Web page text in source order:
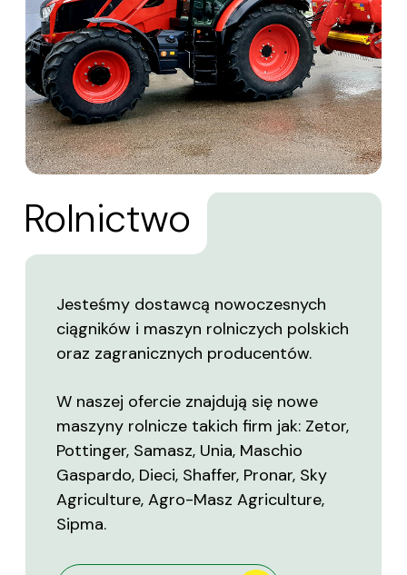
Rolnictwo
Jesteśmy dostawcą nowoczesnych
ciągników i maszyn rolniczych polskich
oraz zagranicznych producentów.
W naszej ofercie znajdują się nowe
maszyny rolnicze takich firm jak: Zetor,
Pottinger, Samasz, Unia, Maschio
Gaspardo, Dieci, Shaffer, Pronar, Sky
Agriculture, Agro-Masz Agriculture,
Sipma.